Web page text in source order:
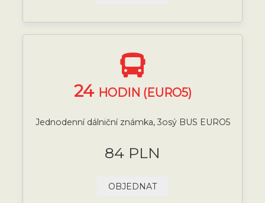
24 HODIN (EURO5)
Jednodenní dálniční známka, 3osý BUS EURO5
84 PLN
OBJEDNAT